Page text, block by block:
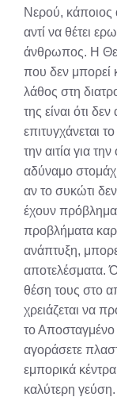
Νερού, κάποιος
αντί να θέτει
άνθρωπος. Η
που δεν μπορεί
λάθος στη
της είναι ότι
επιτυγχάνεται
την αιτία για
αδύναμο
αν το συκώτι
έχουν
προβλήματα
ανάπτυξη,
αποτελέσματα.
θέση τους στο
χρειάζεται να
το Αποσταγμένο
αγοράσετε
εμπορικά
καλύτερη γεύση.